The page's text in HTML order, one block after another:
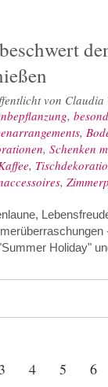
von Claudia
,
,
, Schenken
,
,
Holiday"
3 4 5 6